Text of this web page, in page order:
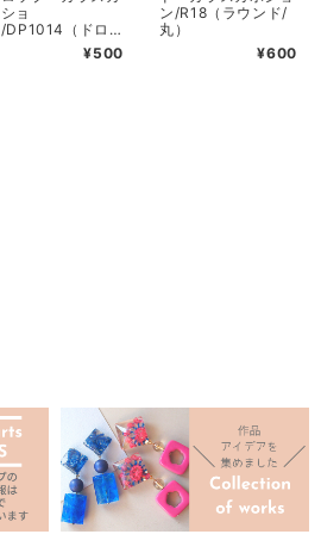
ョ
DP1014（ドロ
¥500
ン/R18（ラウンド/
丸）
¥600